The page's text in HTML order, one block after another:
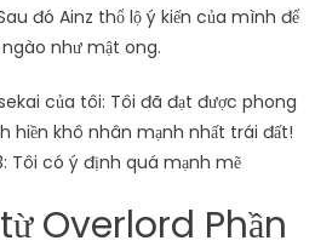
đó Ainz thổ lộ ý kiến của mình để
như mật ong.
của tôi: Tôi đã đạt được phong
khô nhân mạnh nhất trái đất!
Tôi có ý định quá mạnh mẽ
Overlord Phần